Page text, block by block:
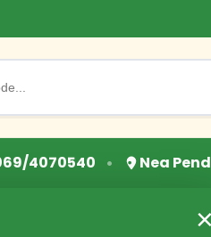
4070540 • Nea
×